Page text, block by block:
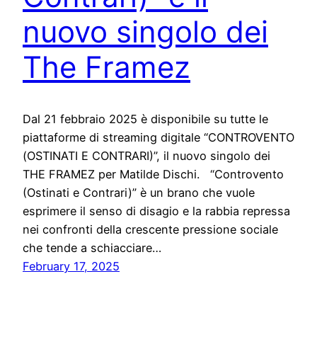
nuovo singolo dei
The Framez
Dal 21 febbraio 2025 è disponibile su tutte le
piattaforme di streaming digitale “CONTROVENTO
(OSTINATI E CONTRARI)”, il nuovo singolo dei
THE FRAMEZ per Matilde Dischi. “Controvento
(Ostinati e Contrari)” è un brano che vuole
esprimere il senso di disagio e la rabbia repressa
nei confronti della crescente pressione sociale
che tende a schiacciare…
February 17, 2025